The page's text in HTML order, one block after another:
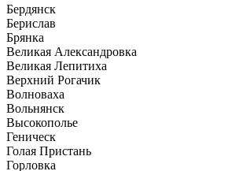
Бердянск
Берислав
Брянка
Великая Александровка
Великая Лепитиха
Верхний Рогачик
Волноваха
Вольнянск
Высокополье
Геническ
Голая Пристань
Горловка